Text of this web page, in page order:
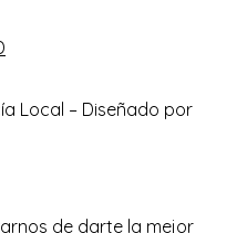
Local – Diseñado por
de darte la mejor